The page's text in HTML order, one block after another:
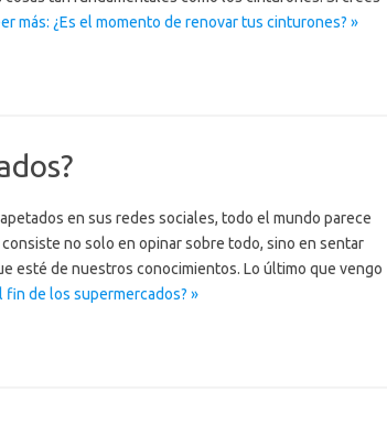
más: ¿Es el momento de renovar tus cinturones? »
en sus redes sociales, todo el mundo parece
no solo en opinar sobre todo, sino en sentar
esté de nuestros conocimientos. Lo último que vengo
fin de los supermercados? »